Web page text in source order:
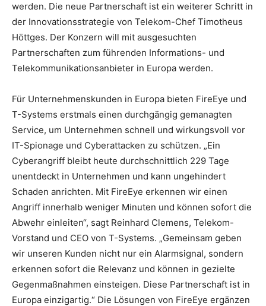
werden. Die neue Partnerschaft ist ein weiterer Schritt in
der Innovationsstrategie von Telekom-Chef Timotheus
Höttges. Der Konzern will mit ausgesuchten
Partnerschaften zum führenden Informations- und
Telekommunikationsanbieter in Europa werden.
Für Unternehmenskunden in Europa bieten FireEye und
T-Systems erstmals einen durchgängig gemanagten
Service, um Unternehmen schnell und wirkungsvoll vor
IT-Spionage und Cyberattacken zu schützen. „Ein
Cyberangriff bleibt heute durchschnittlich 229 Tage
unentdeckt in Unternehmen und kann ungehindert
Schaden anrichten. Mit FireEye erkennen wir einen
Angriff innerhalb weniger Minuten und können sofort die
Abwehr einleiten“, sagt Reinhard Clemens, Telekom-
Vorstand und CEO von T-Systems. „Gemeinsam geben
wir unseren Kunden nicht nur ein Alarmsignal, sondern
erkennen sofort die Relevanz und können in gezielte
Gegenmaßnahmen einsteigen. Diese Partnerschaft ist in
Europa einzigartig.“ Die Lösungen von FireEye ergänzen